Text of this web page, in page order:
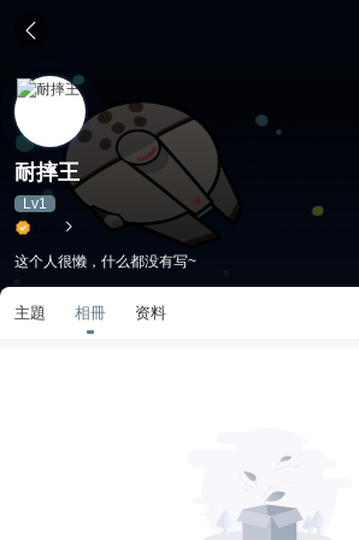
耐摔王
Lv1
这个人很懒，什么都没有写~
主題 相冊 资料